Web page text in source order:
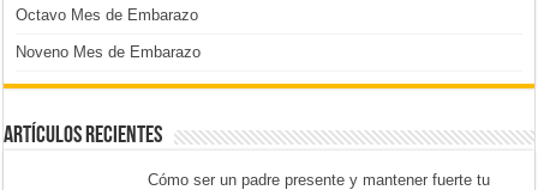
Octavo Mes de Embarazo
Noveno Mes de Embarazo
Artículos Recientes
Cómo ser un padre presente y mantener fuerte tu